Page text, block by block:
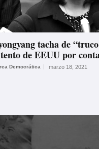
tacha de
de EEUU por
Democrática marzo 18, 2021